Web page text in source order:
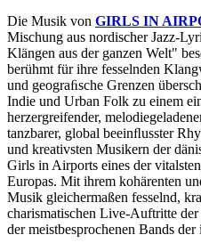
Die Musik von GIRLS IN
Mischung aus nordischer Jazz-
Klängen aus der ganzen Welt"
berühmt für ihre fesselnden
und geograﬁsche Grenzen
Indie und Urban Folk zu einem
herzergreifender,
tanzbarer, global beeinﬂusster
und kreativsten Musikern der
Girls in Airports eines der
Europas. Mit ihrem kohärenten
Musik gleichermaßen fesselnd,
charismatischen Live-Auftritte
der meistbesprochenen Bands